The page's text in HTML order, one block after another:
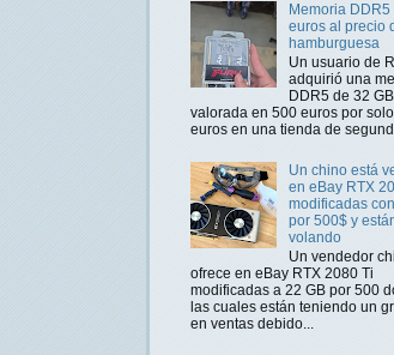
Memoria
euros al precio
hamburguesa
Un usuario de
adquirió una
DDR5 de 32 GB
valorada en 500 euros por
euros en una tienda de
Un chino está
en eBay RTX
modificadas
por 500$ y
volando
Un vendedor
ofrece en eBay RTX 2080 Ti
modificadas a 22 GB por 500
las cuales están teniendo un
en ventas debido...